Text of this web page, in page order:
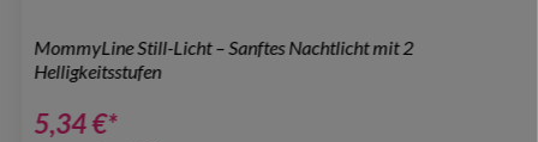
MommyLine Still-Licht – Sanftes Nachtlicht mit 2
Helligkeitsstufen
5,34 €*